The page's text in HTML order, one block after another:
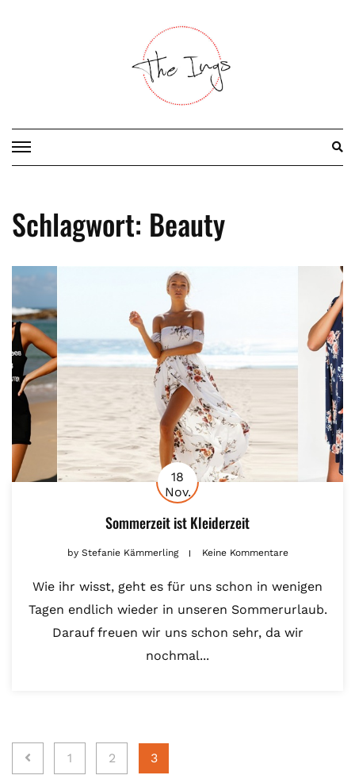
Schlagwort: Beauty
18
Nov.
Sommerzeit ist Kleiderzeit
byStefanie Kämmerling Keine Kommentare
Wie ihr wisst, geht es für uns schon in wenigen
Tagen endlich wieder in unseren Sommerurlaub.
Darauf freuen wir uns schon sehr, da wir
nochmal...
Seitennummerierung
1 2 3